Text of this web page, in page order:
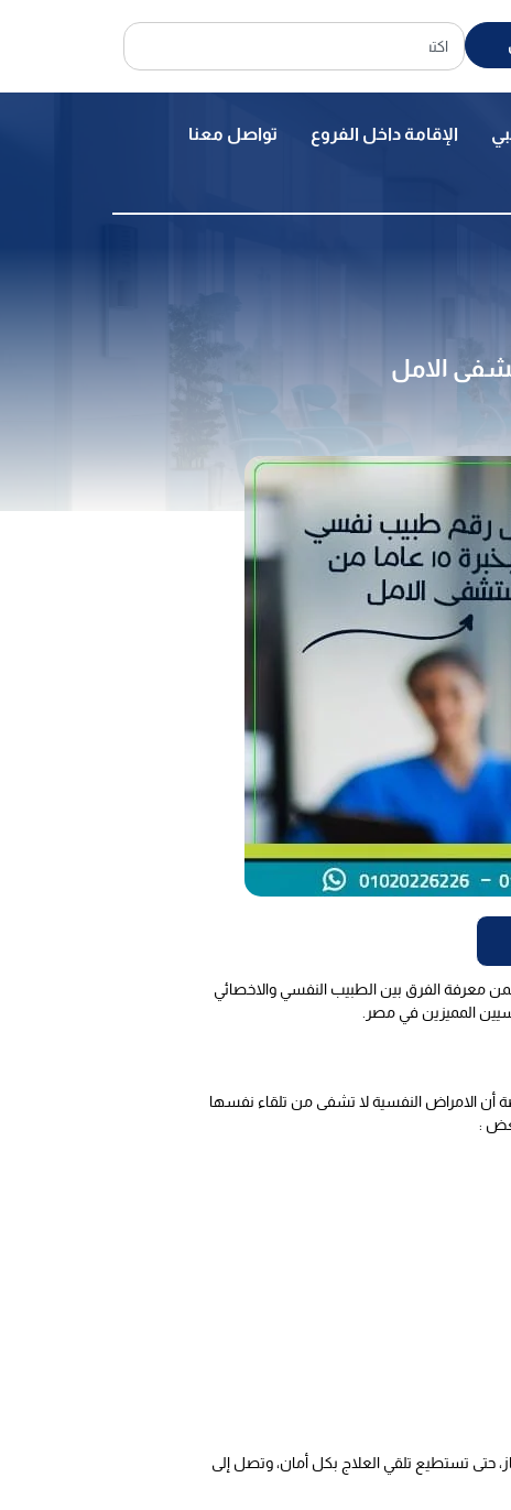
الإقامة داخل الفروع تواصل معنا
معرفة الفرق بين الطبيب النفسي والاخصائي
المميزين في مصر.
الامراض النفسية لا تشفى من تلقاء نفسها
:
تستطيع تلقي العلاج بكل أمان، وتصل إلى